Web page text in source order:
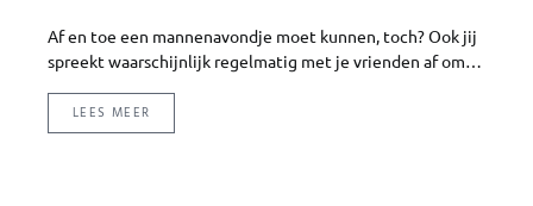
Af en toe een mannenavondje moet kunnen, toch? Ook jij
spreekt waarschijnlijk regelmatig met je vrienden af om…
LEES MEER